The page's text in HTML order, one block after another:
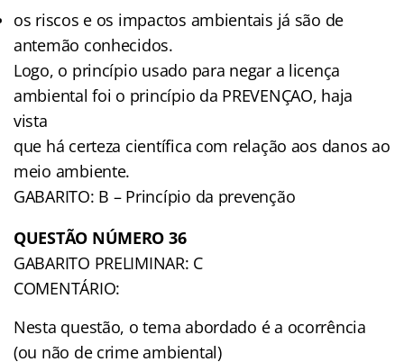
os riscos e os impactos ambientais já são de
antemão conhecidos.
Logo, o princípio usado para negar a licença
ambiental foi o princípio da PREVENÇAO, haja
vista
que há certeza científica com relação aos danos ao
meio ambiente.
GABARITO: B – Princípio da prevenção
QUESTÃO NÚMERO 36
GABARITO PRELIMINAR: C
COMENTÁRIO:
Nesta questão, o tema abordado é a ocorrência
(ou não de crime ambiental)